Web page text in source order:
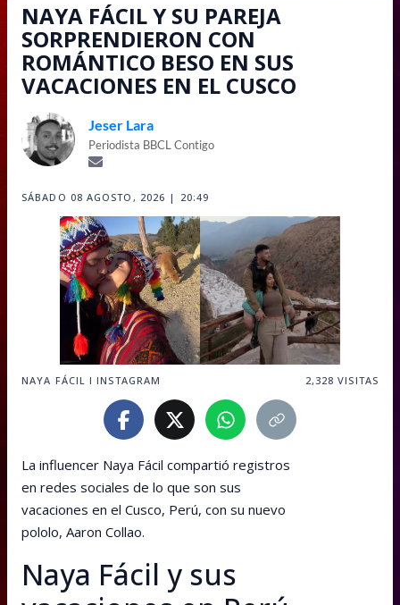
NAYA FÁCIL Y SU PAREJA
SORPRENDIERON CON
ROMÁNTICO BESO EN SUS
VACACIONES EN EL CUSCO
Jeser Lara
Periodista BBCL Contigo
SÁBADO 08 AGOSTO, 2026 | 20:49
NAYA FÁCIL I INSTAGRAM 2,328 VISITAS
La influencer Naya Fácil compartió registros
en redes sociales de lo que son sus
vacaciones en el Cusco, Perú, con su nuevo
pololo, Aaron Collao.
Naya Fácil y sus